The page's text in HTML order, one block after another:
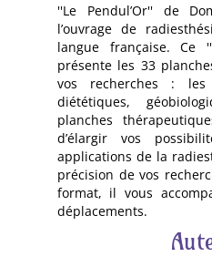
''Le Pendul’Or'' de
l’ouvrage de
langue française. Ce
présente les 33
vos recherches : les
diététiques,
planches
d’élargir vos
applications de la
précision de vos
format, il vous
déplacements.